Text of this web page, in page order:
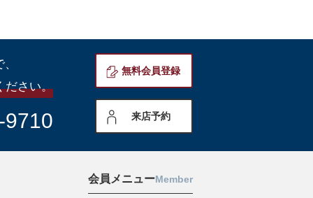
ださい。
9710
無料会員登録
来店予約
会員メニューMember